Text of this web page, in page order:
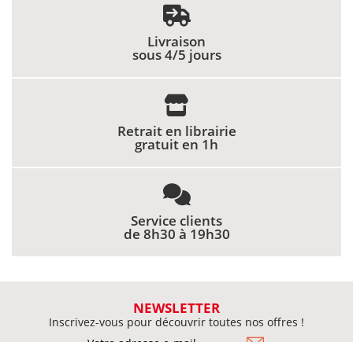
Livraison
sous 4/5 jours
Retrait en librairie
gratuit en 1h
Service clients
de 8h30 à 19h30
NEWSLETTER
Inscrivez-vous pour découvrir toutes nos offres !